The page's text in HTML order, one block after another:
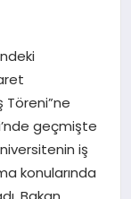
Töreni”ne
geçmişte
iş
konularında